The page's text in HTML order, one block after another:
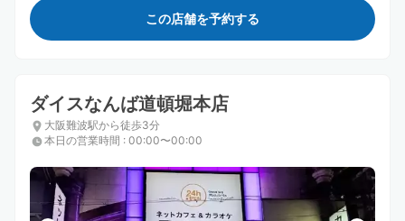
この店舗を予約する
ダイスなんば道頓堀本店
大阪難波駅から徒歩3分
本日の営業時間 : 00:00〜00:00